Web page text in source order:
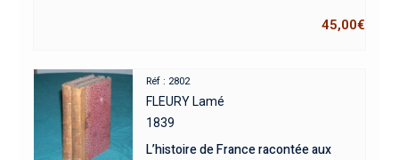
45,00€
Réf : 2802
FLEURY Lamé
1839
L’histoire de France racontée aux